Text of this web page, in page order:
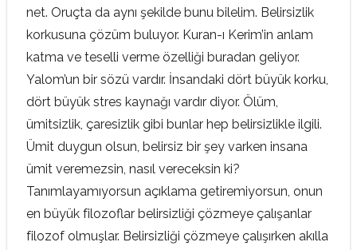
net. Oruçta da aynı şekilde bunu bilelim. Belirsizlik
korkusuna çözüm buluyor. Kuran-ı Kerim’in anlam
katma ve teselli verme özelliği buradan geliyor.
Yalom’un bir sözü vardır. İnsandaki dört büyük korku,
dört büyük stres kaynağı vardır diyor. Ölüm,
ümitsizlik, çaresizlik gibi bunlar hep belirsizlikle ilgili.
Ümit duygun olsun, belirsiz bir şey varken insana
ümit veremezsin, nasıl vereceksin ki?
Tanımlayamıyorsun açıklama getiremiyorsun, onun
en büyük filozoflar belirsizliği çözmeye çalışanlar
filozof olmuşlar. Belirsizliği çözmeye çalışırken akılla